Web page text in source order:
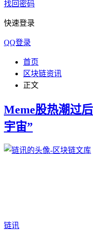
找回密码
快速登录
QQ登录
首页
区块链资讯
正文
Meme股热潮过
宇宙”
链讯